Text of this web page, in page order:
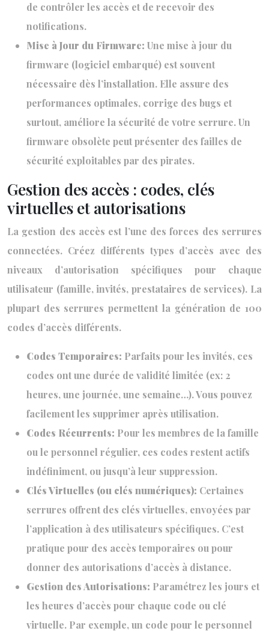
de contrôler les accès et de recevoir des
notifications.
Mise à Jour du Firmware: Une mise à jour du
firmware (logiciel embarqué) est souvent
nécessaire dès l’installation. Elle assure des
performances optimales, corrige des bugs et
surtout, améliore la sécurité de votre serrure. Un
firmware obsolète peut présenter des failles de
sécurité exploitables par des pirates.
Gestion des accès : codes, clés
virtuelles et autorisations
La gestion des accès est l’une des forces des serrures
connectées. Créez différents types d’accès avec des
niveaux d’autorisation spécifiques pour chaque
utilisateur (famille, invités, prestataires de services). La
plupart des serrures permettent la génération de 100
codes d’accès différents.
Codes Temporaires: Parfaits pour les invités, ces
codes ont une durée de validité limitée (ex: 2
heures, une journée, une semaine…). Vous pouvez
facilement les supprimer après utilisation.
Codes Récurrents: Pour les membres de la famille
ou le personnel régulier, ces codes restent actifs
indéfiniment, ou jusqu’à leur suppression.
Clés Virtuelles (ou clés numériques): Certaines
serrures offrent des clés virtuelles, envoyées par
l’application à des utilisateurs spécifiques. C’est
pratique pour des accès temporaires ou pour
donner des autorisations d’accès à distance.
Gestion des Autorisations: Paramétrez les jours et
les heures d’accès pour chaque code ou clé
virtuelle. Par exemple, un code pour le personnel